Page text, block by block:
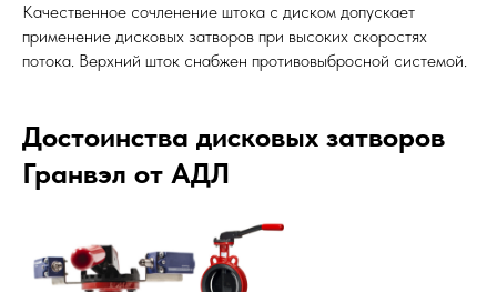
Качественное сочленение штока с диском допускает
применение дисковых затворов при высоких скоростях
потока. Верхний шток снабжен противовыбросной системой.
Достоинства дисковых затворов
Гранвэл от АДЛ